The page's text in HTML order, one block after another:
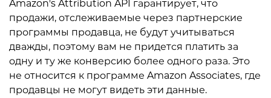
Amazon's Attribution API гарантирует, что
продажи, отслеживаемые через партнерские
программы продавца, не будут учитываться
дважды, поэтому вам не придется платить за
одну и ту же конверсию более одного раза. Это
не относится к программе Amazon Associates, где
продавцы не могут видеть эти данные.